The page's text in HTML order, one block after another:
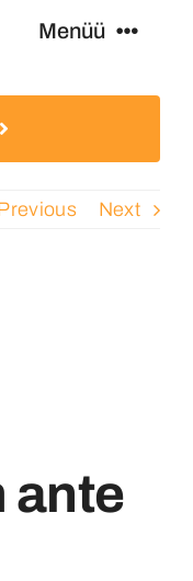
Menüü
Next
ante